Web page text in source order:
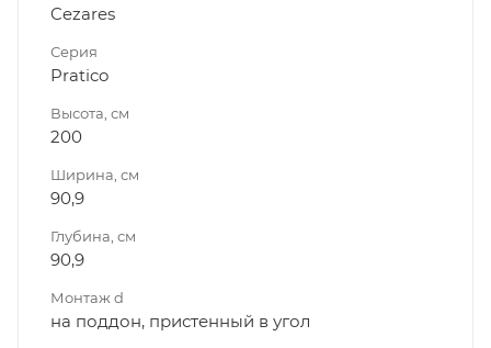
Cezares
Серия
Pratico
Высота, см
200
Ширина, см
90,9
Глубина, см
90,9
Монтаж d
на поддон, пристенный в угол